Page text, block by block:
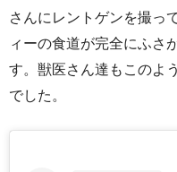
さんにレントゲンを撮っ
ィーの食道が完全にふさ
す。獣医さん達もこのよ
でした。